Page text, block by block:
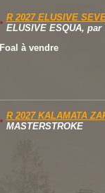
R 2027 ELUSIVE
ELUSIVE ESQUA, par
Foal à vendre
R 2027 KALAMATA
MASTERSTROKE